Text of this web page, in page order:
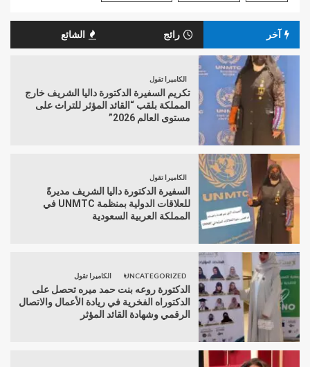
آخر رائج الشائع
الكاميرا تقول
تكريم السفيرة الدكتورة داليا الشريف خارج
المملكة بلقب “القائد المؤثر للتراث على
مستوى العالم 2026”
الكاميرا تقول
السفيرة الدكتورة داليا الشريف مديرةً
للعلاقات الدولية بمنظمة UNMTC في
المملكة العربية السعودية
UNCATEGORIZED الكاميرا تقول
الدكتورة روعه بنت حمد ميره تحصل على
الدكتوراه الفخرية في ريادة الأعمال والاتصال
الرقمي وشهادة القائد المؤثر